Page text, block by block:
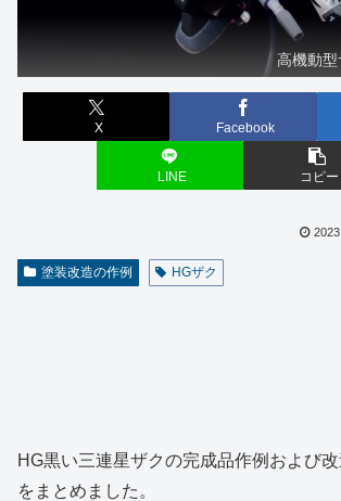
高機動
X Facebook
LINE コピー
塗装改造の作例 HGザク
HG黒い三連星ザクの完成品作例および
をまとめました。